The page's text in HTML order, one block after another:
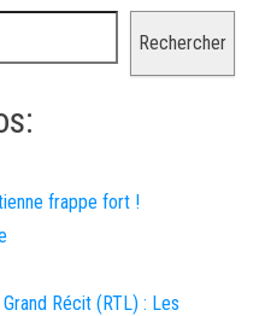
Rechercher
frappe fort !
Récit (RTL) : Les